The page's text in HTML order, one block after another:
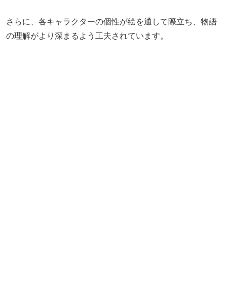
さらに、各キャラクターの個性が絵を通して際立ち、物語
の理解がより深まるよう工夫されています。